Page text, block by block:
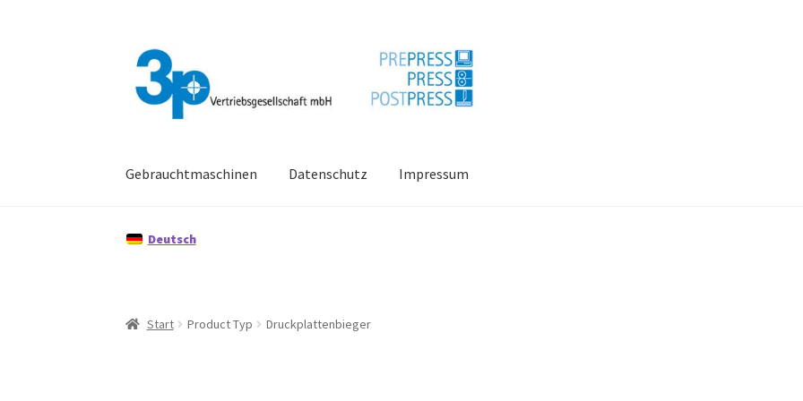
Navigation
springen
Zum
Inhalt
springen
Gebrauchtmaschinen Datenschutz Impressum
Deutsch
Start Product Typ Druckplattenbieger